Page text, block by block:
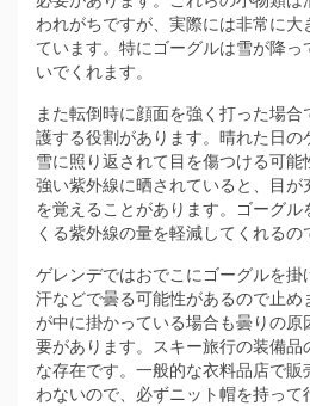
われがちですが、実際には非常に大
ています。特にゴーグルは雪が降
いでくれます。
また転倒時に顔面を強く打った場
護する役割があります。晴れた日
雪に照り返されて目を傷つける可
強い紫外線に晒されていると、目
を覚えることがあります。ゴーグ
くる紫外線の量を軽減してくれるの
ゲレンデではおでこにゴーグルを掛
汗などで曇る可能性があるので止
が中に掛かっている場合も曇りの
要があります。スキー旅行の装備
な存在です。一般的な衣料品店で
わないので、必ずニット帽を持って